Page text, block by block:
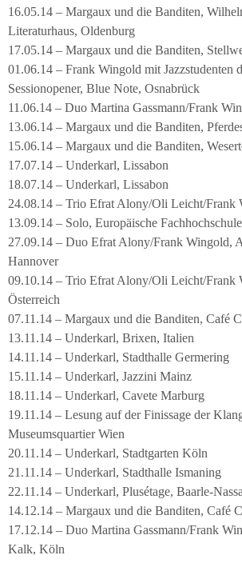
16.05.14 – Margaux und die Banditen,
Literaturhaus, Oldenburg
17.05.14 – Margaux und die Banditen,
01.06.14 – Frank Wingold mit Jazzstudenten
Sessionopener, Blue Note, Osnabrück
11.06.14 – Duo Martina Gassmann/Frank
13.06.14 – Margaux und die Banditen,
15.06.14 – Margaux und die Banditen,
17.07.14 – Underkarl, Lissabon
18.07.14 – Underkarl, Lissabon
24.08.14 – Trio Efrat Alony/Oli Leicht/Frank
13.09.14 – Solo, Europäische
27.09.14 – Duo Efrat Alony/Frank Wingold,
Hannover
09.10.14 – Trio Efrat Alony/Oli Leicht/Frank
Österreich
07.11.14 – Margaux und die Banditen, Café
13.11.14 – Underkarl, Brixen, Italien
14.11.14 – Underkarl, Stadthalle Germering
15.11.14 – Underkarl, Jazzini Mainz
18.11.14 – Underkarl, Cavete Marburg
19.11.14 – Lesung auf der Finissage der
Museumsquartier Wien
20.11.14 – Underkarl, Stadtgarten Köln
21.11.14 – Underkarl, Stadthalle Ismaning
22.11.14 – Underkarl, Plusétage, Baarle-
14.12.14 – Margaux und die Banditen, Café
17.12.14 – Duo Martina Gassmann/Frank
Kalk, Köln